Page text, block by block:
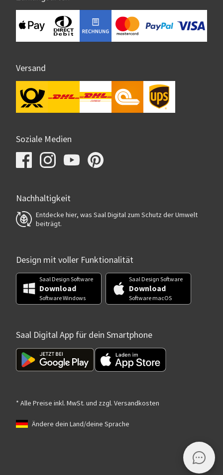
Versand
Soziale Medien
Nachhaltigkeit
Entdecke hier, was Saal Digital zum Schutz der Umwelt
beiträgt.
Design mit voller Funktionalität
Saal Design Software
Download
Software Windows
Saal Design Software
Download
Software macOS
Saal Digital App für dein Smartphone
* Alle Preise inkl. MwSt. und zzgl. Versandkosten
Ändere dein Land/deine Sprache